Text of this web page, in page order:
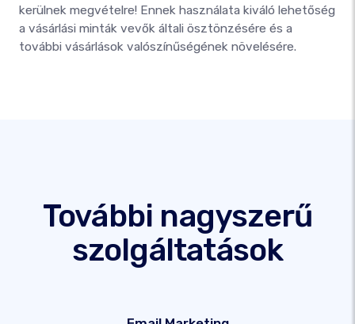
kerülnek megvételre! Ennek használata kiváló lehetőség
a vásárlási minták vevők általi ösztönzésére és a
további vásárlások valószínűségének növelésére.
További nagyszerű
szolgáltatások